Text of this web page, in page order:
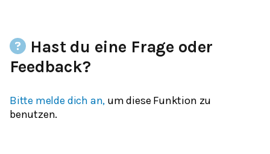
Hast du eine Frage oder
Feedback?
Bitte melde dich an, um diese Funktion zu
benutzen.